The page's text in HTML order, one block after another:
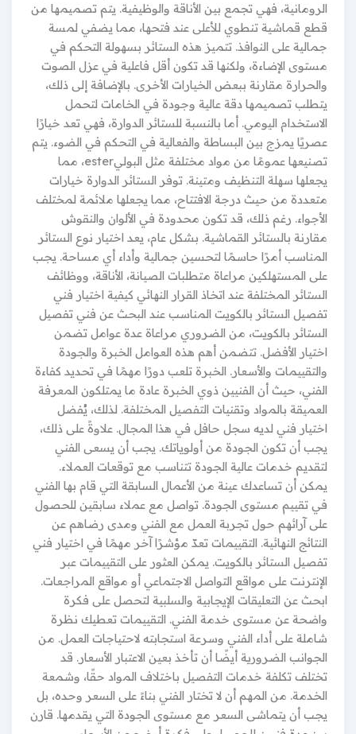
الرومانية، فهي تجمع بين الأناقة والوظيفية. يتم تصميمها من
قطع قماشية تنطوي للأعلى عند فتحها، مما يضفي لمسة
جمالية على النوافذ. تتميز هذه الستائر بسهولة التحكم في
مستوى الإضاءة، ولكنها قد تكون أقل فاعلية في عزل الصوت
والحرارة مقارنة ببعض الخيارات الأخرى. بالإضافة إلى ذلك،
يتطلب تصميمها دقة عالية وجودة في الخامات لتحمل
الاستخدام اليومي. أما بالنسبة للستائر الدوارة، فهي تعد خيارًا
عصريًا يمزج بين البساطة والفعالية في التحكم في الضوء. يتم
تصنيعها عمومًا من مواد مختلفة مثل البوليester، مما
يجعلها سهلة التنظيف ومتينة. توفر الستائر الدوارة خيارات
متعددة من حيث درجة الافتتاح، مما يجعلها ملائمة لمختلف
الأجواء. رغم ذلك، قد تكون محدودة في الألوان والنقوش
مقارنة بالستائر القماشية. بشكل عام، يعد اختيار نوع الستائر
المناسب أمرًا حاسمًا لتحسين جمالية وأداء أي مساحة. يجب
على المستهلكين مراعاة متطلبات الصيانة، الأناقة، ووظائف
الستائر المختلفة عند اتخاذ القرار النهائي كيفية اختيار فني
تفصيل الستائر بالكويت المناسب عند البحث عن فني تفصيل
الستائر بالكويت، من الضروري مراعاة عدة عوامل تضمن
اختيار الأفضل. تتضمن أهم هذه العوامل الخبرة والجودة
والتقييمات والأسعار. الخبرة تلعب دورًا مهمًا في تحديد كفاءة
الفني، حيث أن الفنيين ذوي الخبرة عادة ما يمتلكون المعرفة
العميقة بالمواد وتقنيات التفصيل المختلفة. لذلك، يُفضل
اختيار فني لديه سجل حافل في هذا المجال. علاوةً على ذلك،
يجب أن تكون الجودة من أولوياتك. يجب أن يسعى الفني
لتقديم خدمات عالية الجودة تتناسب مع توقعات العملاء.
يمكن أن تساعدك عينة من الأعمال السابقة التي قام بها الفني
في تقييم مستوى الجودة. تواصل مع عملاء سابقين للحصول
على آرائهم حول تجربة العمل مع الفني ومدى رضاهم عن
النتائج النهائية. التقييمات تعدّ مؤشرًا آخر مهمًا في اختيار فني
تفصيل الستائر بالكويت. يمكن العثور على التقييمات عبر
الإنترنت على مواقع التواصل الاجتماعي أو مواقع المراجعات.
ابحث عن التعليقات الإيجابية والسلبية لتحصل على فكرة
واضحة عن مستوى خدمة الفني. التقييمات تعطيك نظرة
شاملة على أداء الفني وسرعة استجابته لاحتياجات العمل. من
الجوانب الضرورية أيضًا أن تأخذ بعين الاعتبار الأسعار. قد
تختلف تكلفة خدمات التفصيل باختلاف المواد حقًا، وشمعة
الخدمة. من المهم أن لا تختار الفني بناءً على السعر وحده، بل
يجب أن يتماشى السعر مع مستوى الجودة التي يقدمها. قارن